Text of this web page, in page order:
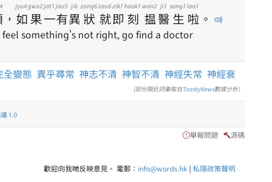
， 如
jyu4
果
gwo2
一
jat1
有
jau5
異
ji6
狀
zong6
就
zau6
即
zik1
刻
haak1
揾
wan2
醫
ji1
生
sang1
啦
laa1
。
something's not right, go find a doctor
全變態 異乎尋常 神志不清 神智不清 神經失常 神經衰
(部份類近詞彙取自ToastyNews數據分析)
1.0
舉報問題 源碼
歡迎向我哋反映意見。 電郵： info@words.hk | 私隱政策聲明